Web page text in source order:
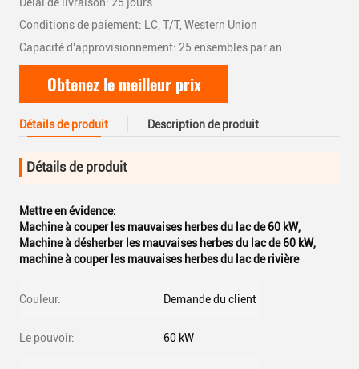
Conditions de paiement: LC, T/T, Western Union
Capacité d'approvisionnement: 25 ensembles par an
Obtenez le meilleur prix
Détails de produit Description de produit
Détails de produit
Mettre en évidence:
Machine à couper les mauvaises herbes du lac de 60 kW,
Machine à désherber les mauvaises herbes du lac de 60 kW,
machine à couper les mauvaises herbes du lac de rivière
Couleur: Demande du client
Le pouvoir: 60 kW